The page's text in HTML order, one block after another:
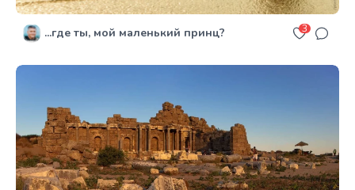
...где ты, мой маленький принц? 3